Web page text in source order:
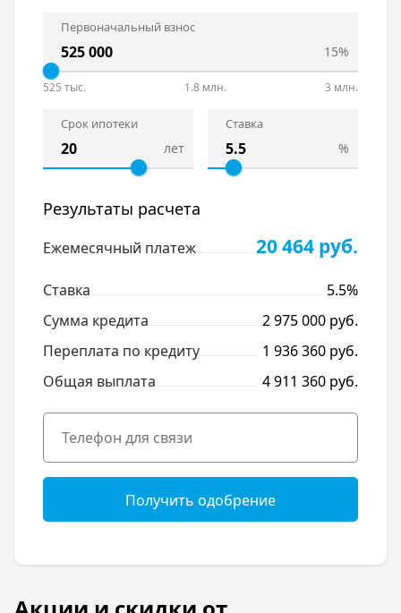
Первоначальный взнос
15%
525 тыс. 1.8 млн. 3 млн.
Срок ипотеки
лет
Ставка
%
Результаты расчета
Ежемесячный платеж 20 464 руб.
Ставка
5.5%
Сумма кредита
2 975 000 руб.
Переплата по кредиту
1 936 360 руб.
Общая выплата
4 911 360 руб.
Получить одобрение